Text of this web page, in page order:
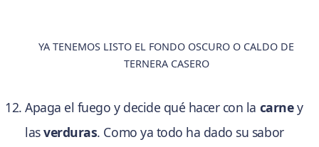
YA TENEMOS LISTO EL FONDO OSCURO O CALDO DE
TERNERA CASERO
Apaga el fuego y decide qué hacer con la carney
lasverduras. Como ya todo ha dado su sabor